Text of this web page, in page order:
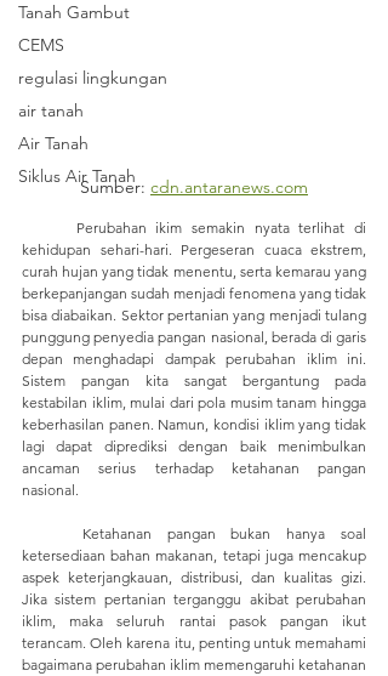
Tanah Gambut
CEMS
regulasi lingkungan
air tanah
Air Tanah
Siklus Air Tanah
Sumber: cdn.antaranews.com
kehidupan sehari-hari. Pergeseran cuaca ekstrem,
curah hujan yang tidak menentu, serta kemarau yang
berkepanjangan sudah menjadi fenomena yang tidak
bisa diabaikan. Sektor pertanian yang menjadi tulang
punggung penyedia pangan nasional, berada di garis
depan menghadapi dampak perubahan iklim ini.
Sistem pangan kita sangat bergantung pada
kestabilan iklim, mulai dari pola musim tanam hingga
keberhasilan panen. Namun, kondisi iklim yang tidak
lagi dapat diprediksi dengan baik menimbulkan
ancaman serius terhadap ketahanan pangan
nasional.
ketersediaan bahan makanan, tetapi juga mencakup
aspek keterjangkauan, distribusi, dan kualitas gizi.
Jika sistem pertanian terganggu akibat perubahan
iklim, maka seluruh rantai pasok pangan ikut
terancam. Oleh karena itu, penting untuk memahami
bagaimana perubahan iklim memengaruhi ketahanan